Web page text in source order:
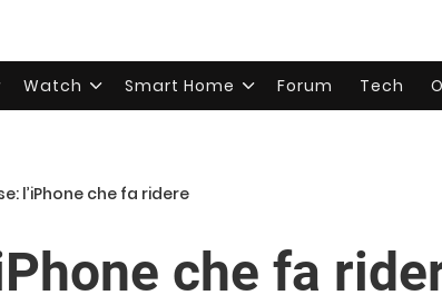
Watch Smart Home Forum Tech
l’iPhone che fa ridere
che fa